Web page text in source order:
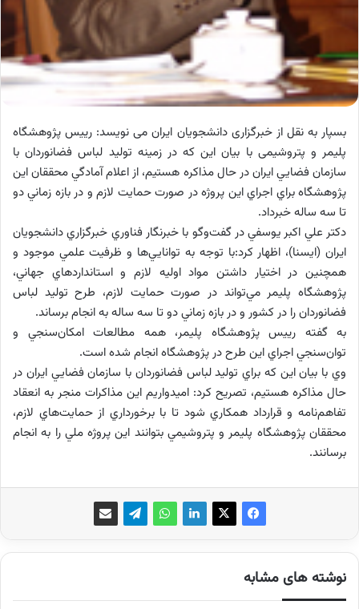
بسپار به نقل از خبرگزاری دانشجویان ایران می نویسد: رييس پژوهشگاه
پليمر و پتروشیمی با بيان اين كه در زمينه توليد لباس فضانوردان با
سازمان فضايي ايران در حال مذاكره هستيم، از اعلام آمادگي محققان اين
پژوهشگاه براي اجراي اين پروژه در صورت حمايت لازم و در بازه زماني دو
تا سه ساله خبرداد.
دكتر علي اكبر يوسفي در گفت‌وگو با خبرنگار فناوري خبرگزاري دانشجويان
ايران (ايسنا)، اظهار كرد:با توجه به توانايي‌ها و ظرفيت علمي موجود و
همچنين در اختيار داشتن مواد اوليه لازم و استانداردهاي جهاني،
پژوهشگاه پليمر مي‌تواند در صورت حمايت لازم، طرح توليد لباس
فضانوردان را در كشور و در بازه زماني دو تا سه ساله به انجام برساند.
به گفته رييس پژوهشگاه پليمر، همه مطالعات امكان‌سنجي و
توان‌سنجي اجراي اين طرح در پژوهشگاه انجام شده است.
وي با بيان اين كه براي توليد لباس فضانوردان با سازمان فضايي ايران در
حال مذاكره هستيم، تصريح كرد: اميدواريم اين مذاكرات منجر به انعقاد
تفاهم‌نامه و قرارداد همكاري شود تا با برخورداري از حمايت‌هاي لازم،
محققان پژوهشگاه پليمر و پتروشيمي بتوانند اين پروژه ملي را به انجام
برسانند.
نوشته های مشابه